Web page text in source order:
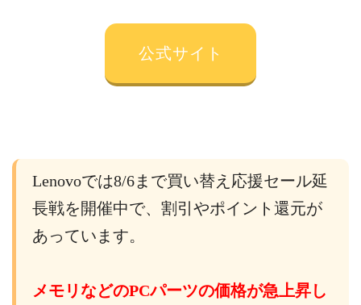
公式サイト
Lenovoでは8/6まで買い替え応援セール延
長戦を開催中で、割引やポイント還元が
あっています。
メモリなどのPCパーツの価格が急上昇し